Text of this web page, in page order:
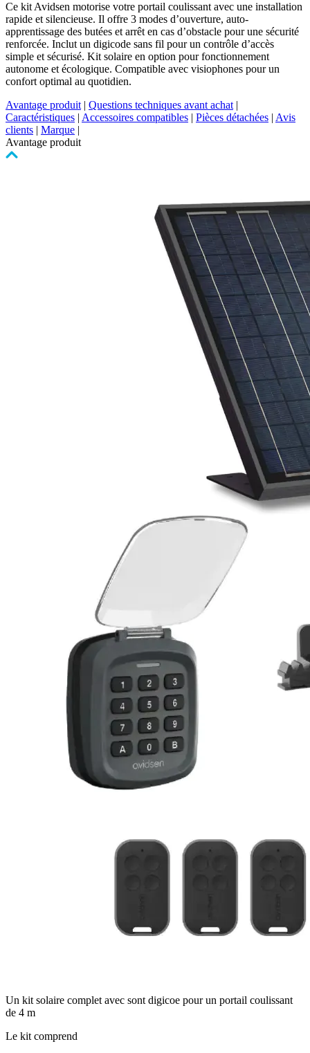
Ce kit Avidsen motorise votre portail coulissant avec une installation
rapide et silencieuse. Il offre 3 modes d’ouverture, auto-
apprentissage des butées et arrêt en cas d’obstacle pour une sécurité
renforcée. Inclut un digicode sans fil pour un contrôle d’accès
simple et sécurisé. Kit solaire en option pour fonctionnement
autonome et écologique. Compatible avec visiophones pour un
confort optimal au quotidien.
Avantage produit | Questions techniques avant achat |
Caractéristiques | Accessoires compatibles | Pièces détachées | Avis
clients | Marque |
Avantage produit
Un kit solaire complet avec sont digicoe pour un portail coulissant
de 4 m
Le kit comprend